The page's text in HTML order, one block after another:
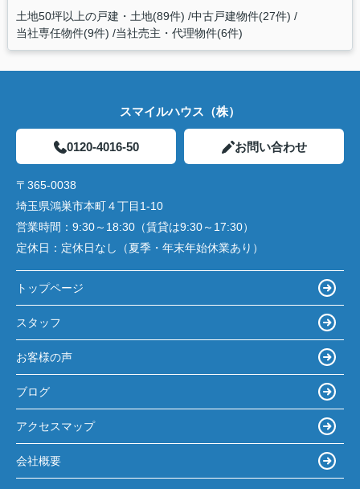
土地50坪以上の戸建・土地(89件) 中古戸建物件(27件)
当社専任物件(9件) 当社売主・代理物件(6件)
スマイルハウス（株）
0120-4016-50 お問い合わせ
〒365-0038
埼玉県鴻巣市本町４丁目1-10
営業時間： 9:30～18:30（賃貸は9:30～17:30）
定休日： 定休日なし（夏季・年末年始休業あり）
トップページ
スタッフ
お客様の声
ブログ
アクセスマップ
会社概要